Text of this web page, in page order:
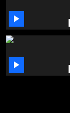

